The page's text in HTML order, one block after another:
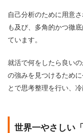
自己分析のために用意
も及び、多角的かつ徹
ています。
就活で何をしたら良い
の強みを見つけるため
とで思考整理を行い、
世界一やさしい